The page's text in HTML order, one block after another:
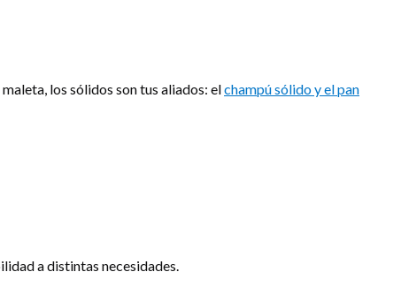
los sólidos son tus aliados: elchampú sólido y el pan
a distintas necesidades.